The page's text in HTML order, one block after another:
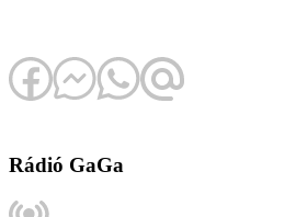
Rádió GaGa